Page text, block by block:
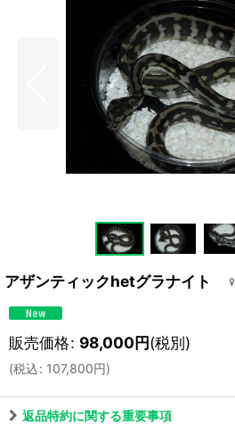
アザンティックhetグラナイト ♀
販売価格: 98,000円(税別)
(税込: 107,800円)
返品特約に関する重要事項